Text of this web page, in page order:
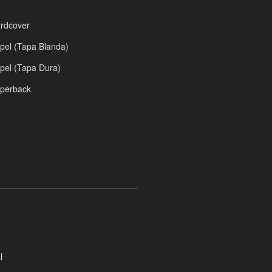
(Tapa Blanda)
(Tapa Dura)